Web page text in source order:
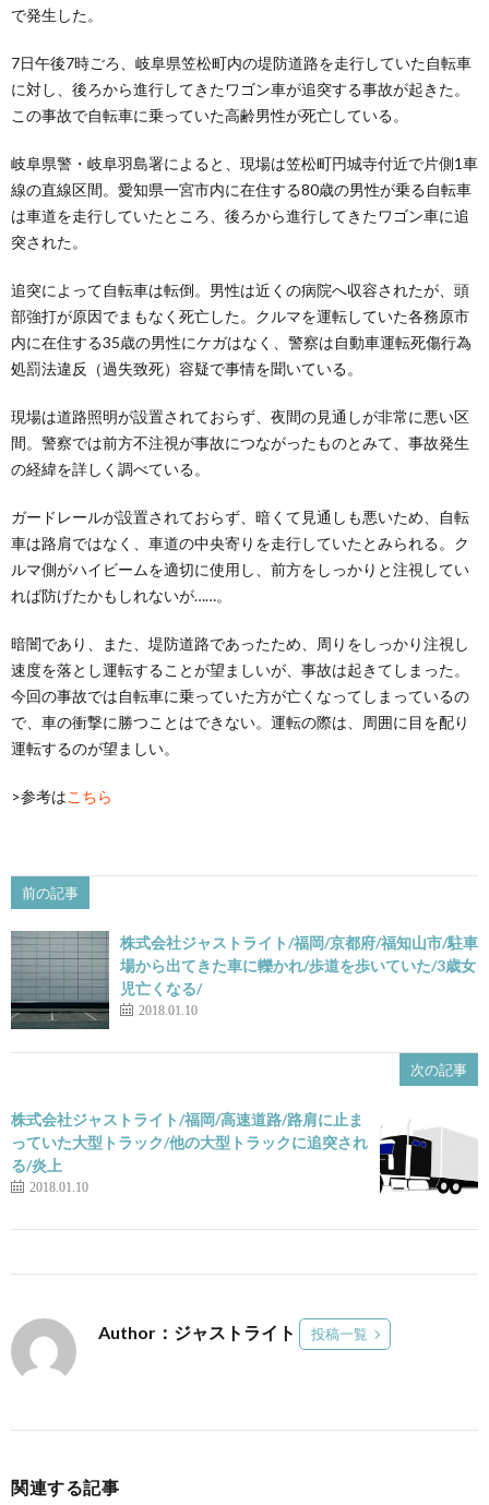
で発生した。
7日午後7時ごろ、岐阜県笠松町内の堤防道路を走行していた自転車
に対し、後ろから進行してきたワゴン車が追突する事故が起きた。
この事故で自転車に乗っていた高齢男性が死亡している。
岐阜県警・岐阜羽島署によると、現場は笠松町円城寺付近で片側1車
線の直線区間。愛知県一宮市内に在住する80歳の男性が乗る自転車
は車道を走行していたところ、後ろから進行してきたワゴン車に追
突された。
追突によって自転車は転倒。男性は近くの病院へ収容されたが、頭
部強打が原因でまもなく死亡した。クルマを運転していた各務原市
内に在住する35歳の男性にケガはなく、警察は自動車運転死傷行為
処罰法違反（過失致死）容疑で事情を聞いている。
現場は道路照明が設置されておらず、夜間の見通しが非常に悪い区
間。警察では前方不注視が事故につながったものとみて、事故発生
の経緯を詳しく調べている。
ガードレールが設置されておらず、暗くて見通しも悪いため、自転
車は路肩ではなく、車道の中央寄りを走行していたとみられる。ク
ルマ側がハイビームを適切に使用し、前方をしっかりと注視してい
れば防げたかもしれないが……。
暗闇であり、また、堤防道路であったため、周りをしっかり注視し
速度を落とし運転することが望ましいが、事故は起きてしまった。
今回の事故では自転車に乗っていた方が亡くなってしまっているの
で、車の衝撃に勝つことはできない。運転の際は、周囲に目を配り
運転するのが望ましい。
>参考はこちら
前の記事
株式会社ジャストライト/福岡/京都府/福知山市/駐車
場から出てきた車に轢かれ/歩道を歩いていた/3歳女
児亡くなる/
2018.01.10
次の記事
株式会社ジャストライト/福岡/高速道路/路肩に止ま
っていた大型トラック/他の大型トラックに追突され
る/炎上
2018.01.10
Author：ジャストライト 投稿一覧
関連する記事